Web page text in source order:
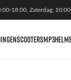
18:00, Zaterdag:
SCOOTERSMP3